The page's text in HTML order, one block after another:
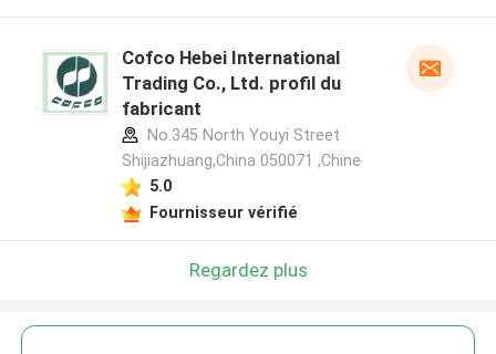
Cofco Hebei International
Trading Co., Ltd. profil du
fabricant
No.345 North Youyi Street
Shijiazhuang,China 050071 ,Chine
5.0
Fournisseur vérifié
Regardez plus